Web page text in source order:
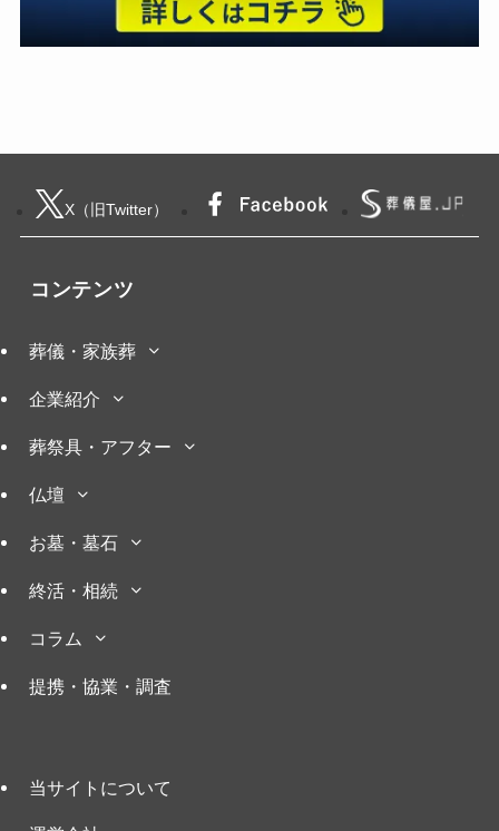
X（旧Twitter）
コンテンツ
葬儀・家族葬
企業紹介
葬祭具・アフター
仏壇
お墓・墓石
終活・相続
コラム
提携・協業・調査
当サイトについて